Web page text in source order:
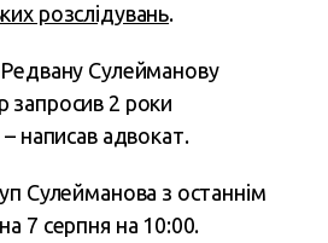
розслідувань.
Сулейманову
2 роки
написав адвокат.
Сулейманова з останнім
7 серпня на 10:00.